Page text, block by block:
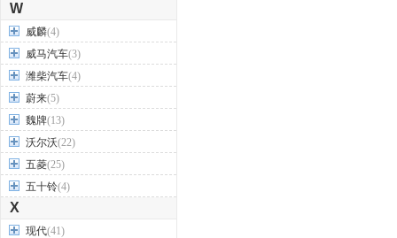
W
威麟(4)
威马汽车(3)
潍柴汽车(4)
蔚来(5)
魏牌(13)
沃尔沃(22)
五菱(25)
五十铃(4)
X
现代(41)